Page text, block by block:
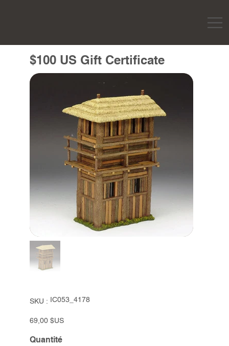
$100 US Gift Certificate
SKU : SKU
IC053_4178
IC053_4178
Prix
69,00 $US
Quantité